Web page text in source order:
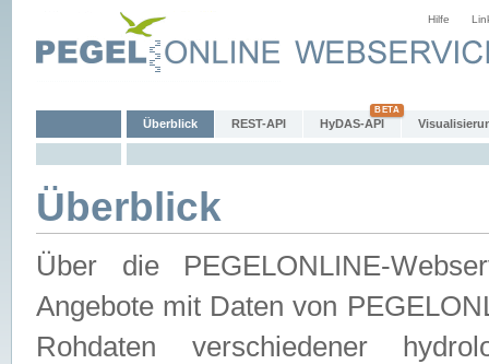
Hilfe
Überblick REST-API HyDAS-API
Überblick
Über die PEGELONLINE-
Angebote mit Daten von
Rohdaten verschiedener